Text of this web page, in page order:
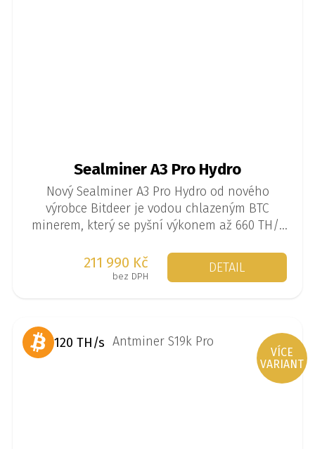
Sealminer A3 Pro Hydro
Nový Sealminer A3 Pro Hydro od nového
výrobce Bitdeer je vodou chlazeným BTC
minerem, který se pyšní výkonem až 660 TH/s
211 990 Kč
bez DPH
DETAIL
VÍCE
VARIANT
120 TH/s